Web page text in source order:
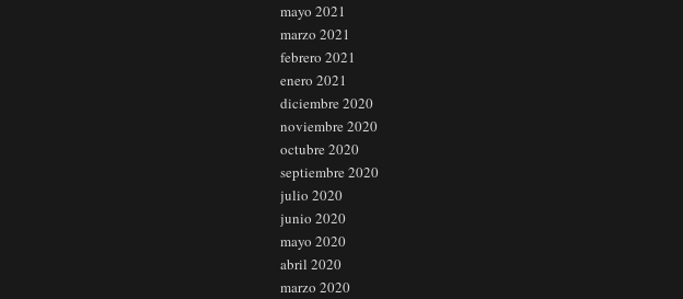
mayo 2021
marzo 2021
febrero 2021
enero 2021
diciembre 2020
noviembre 2020
octubre 2020
septiembre 2020
julio 2020
junio 2020
mayo 2020
abril 2020
marzo 2020